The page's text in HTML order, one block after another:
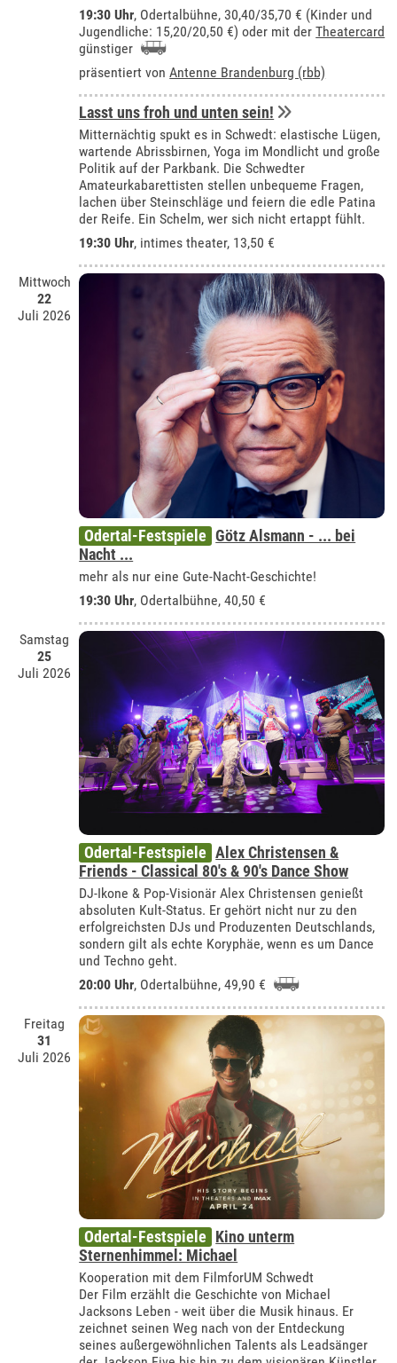
19:30 Uhr, Odertalbühne, 30,40/35,70 € (Kinder und
Jugendliche: 15,20/20,50 €) oder mit derTheatercard
günstiger
präsentiert vonAntenne Brandenburg (rbb)
Lasst uns froh und unten sein!
Mitternächtig spukt es in Schwedt: elastische Lügen,
wartende Abrissbirnen, Yoga im Mondlicht und große
Politik auf der Parkbank. Die Schwedter
Amateurkabarettisten stellen unbequeme Fragen,
lachen über Steinschläge und feiern die edle Patina
der Reife. Ein Schelm, wer sich nicht ertappt fühlt.
19:30 Uhr, intimes theater, 13,50 €
Mittwoch
22
Juli 2026
Odertal-Festspiele Götz Alsmann - ... bei
Nacht ...
mehr als nur eine Gute-Nacht-Geschichte!
19:30 Uhr, Odertalbühne, 40,50 €
Samstag
25
Juli 2026
Odertal-Festspiele Alex Christensen &
Friends - Classical 80's & 90's Dance Show
DJ-Ikone & Pop-Visionär Alex Christensen genießt
absoluten Kult-Status. Er gehört nicht nur zu den
erfolgreichsten DJs und Produzenten Deutschlands,
sondern gilt als echte Koryphäe, wenn es um Dance
und Techno geht.
20:00 Uhr, Odertalbühne, 49,90 €
Freitag
31
Juli 2026
Odertal-Festspiele Kino unterm
Sternenhimmel: Michael
Kooperation mit dem FilmforUM Schwedt
Der Film erzählt die Geschichte von Michael
Jacksons Leben - weit über die Musik hinaus. Er
zeichnet seinen Weg nach von der Entdeckung
seines außergewöhnlichen Talents als Leadsänger